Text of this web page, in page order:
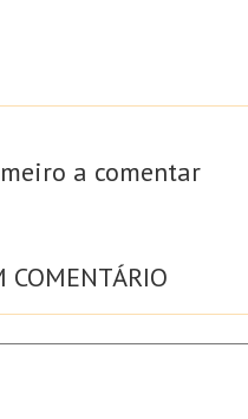
a comentar
COMENTÁRIO